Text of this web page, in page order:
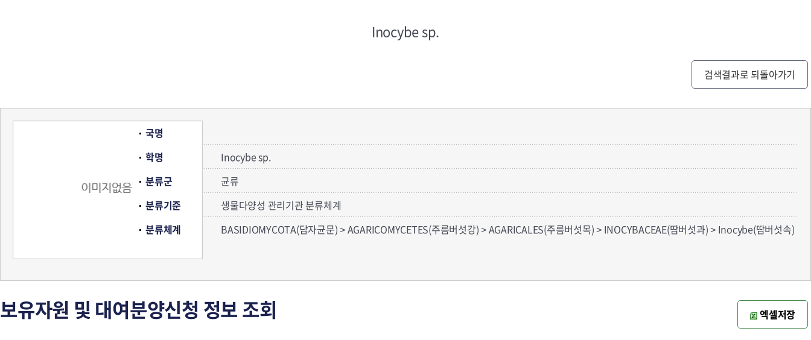
Inocybe sp.
검색결과로 되돌아가기
국명
학명
Inocybe sp.
분류군
균류
분류기준
생물다양성 관리기관 분류체계
분류체계
BASIDIOMYCOTA(담자균문) > AGARICOMYCETES(주름버섯강) > AGARICALES(주름버섯목) > INOCYBACEAE(땀버섯과) > Inocybe(땀버섯속)
보유자원 및 대여분양신청 정보 조회 엑셀저장